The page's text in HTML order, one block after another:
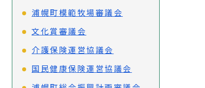
浦幌町模範牧場審議会
文化賞審議会
介護保険運営協議会
国民健康保険運営協議会